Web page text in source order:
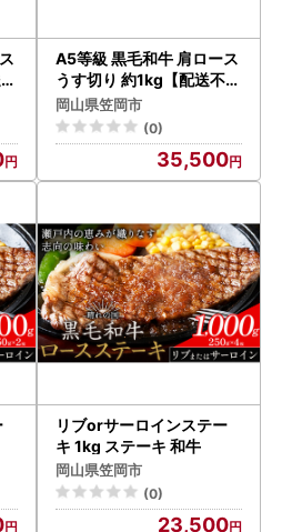
A5等級 黒毛和牛 肩ロース
うす切り 約1kg【配送不可
地域あり】牛肉
岡山県笠岡市
(0)
35,500
リブorサーロインステー
キ 1kg ステーキ 和牛
岡山県笠岡市
(0)
23,500